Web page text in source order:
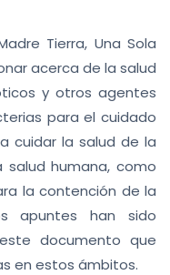
Tierra, Una Sola
acerca de la salud
y otros agentes
para el cuidado
cuidar la salud de la
humana, como
la contención de la
apuntes han sido
documento que
en estos ámbitos.